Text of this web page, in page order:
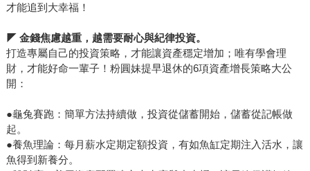
才能追到大幸福！
◤ 金錢焦慮越重，越需要耐心與紀律投資。
打造專屬自己的投資策略，才能讓資產穩定增加；唯有學會理
財，才能好命一輩子！粉圓妹提早退休的6項資產增長策略大公
開：
●龜兔賽跑：簡單方法持續做，投資從儲蓄開始，儲蓄從記帳做
起。
●養魚理論：每月薪水定期定額投資，有如魚缸定期注入活水，讓
魚得到新養分。